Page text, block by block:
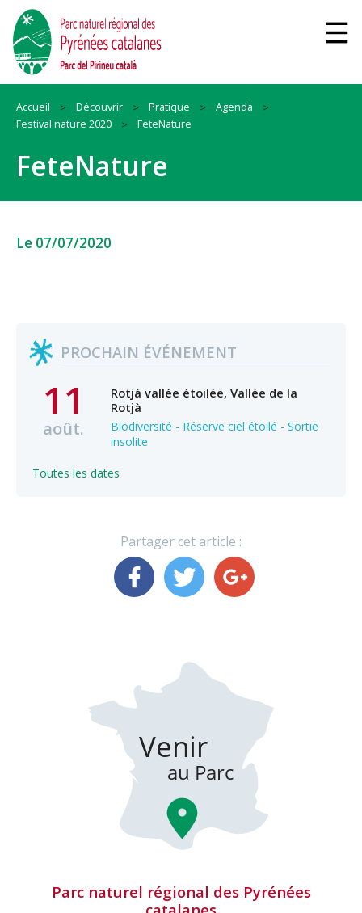
Accueil Découvrir Pratique
Agenda
Festival nature 2020
FeteNature
FeteNature
Le 07/07/2020
PROCHAIN ÉVÉNEMENT
11
août.
Rotjà vallée étoilée, Vallée de la
Rotjà
Biodiversité - Réserve ciel étoilé - Sortie
insolite
Toutes les dates
Partager cet article :
Parc naturel régional des Pyrénées